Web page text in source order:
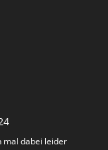
mal dabei leider